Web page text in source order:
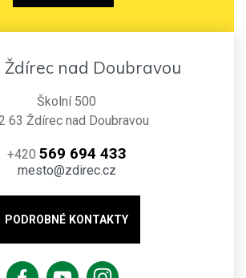
Ždírec nad Doubravou
Školní 500
63 Ždírec nad Doubravou
+420 569 694 433
mesto@zdirec.cz
PODROBNÉ KONTAKTY